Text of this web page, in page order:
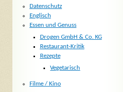
Datenschutz
Englisch
Essen und Genuss
Drogen GmbH & Co. KG
Restaurant-Kritik
Rezepte
Vegetarisch
Filme / Kino